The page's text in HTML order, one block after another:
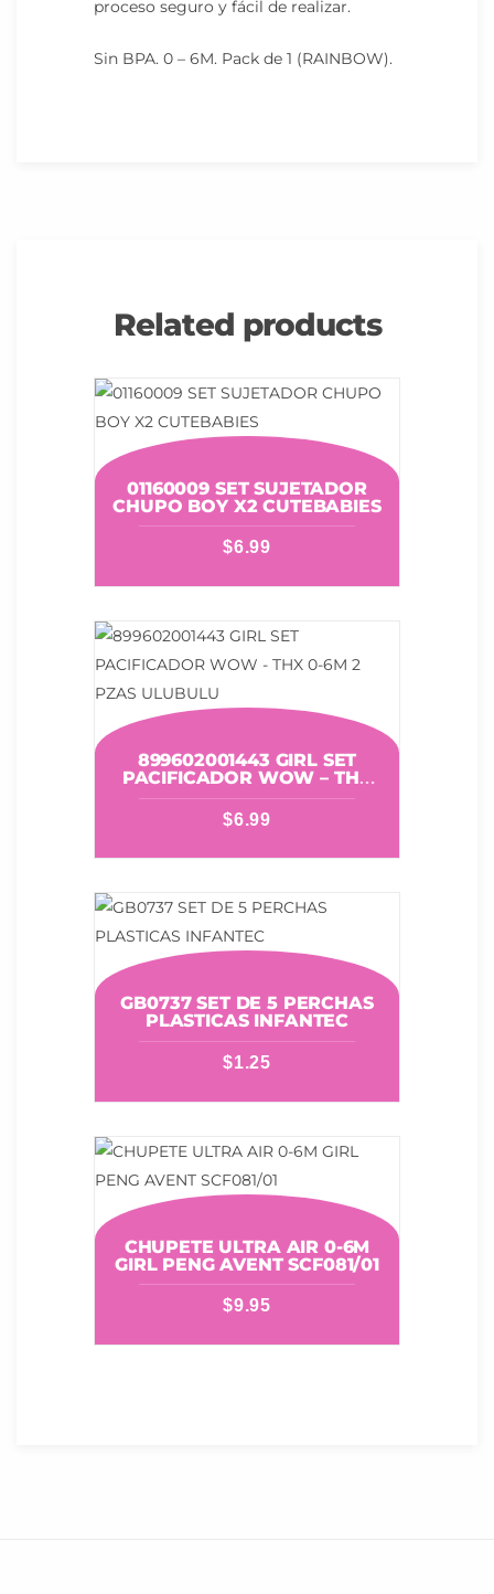
proceso seguro y fácil de realizar.
Sin BPA. 0 – 6M. Pack de 1 (RAINBOW).
Related products
01160009 SET SUJETADOR
CHUPO BOY X2 CUTEBABIES
$6.99
899602001443 GIRL SET
PACIFICADOR WOW – THX
0-6M 2 PZAS ULUBULU
$6.99
GB0737 SET DE 5 PERCHAS
PLASTICAS INFANTEC
$1.25
CHUPETE ULTRA AIR 0-6M
GIRL PENG AVENT SCF081/01
$9.95